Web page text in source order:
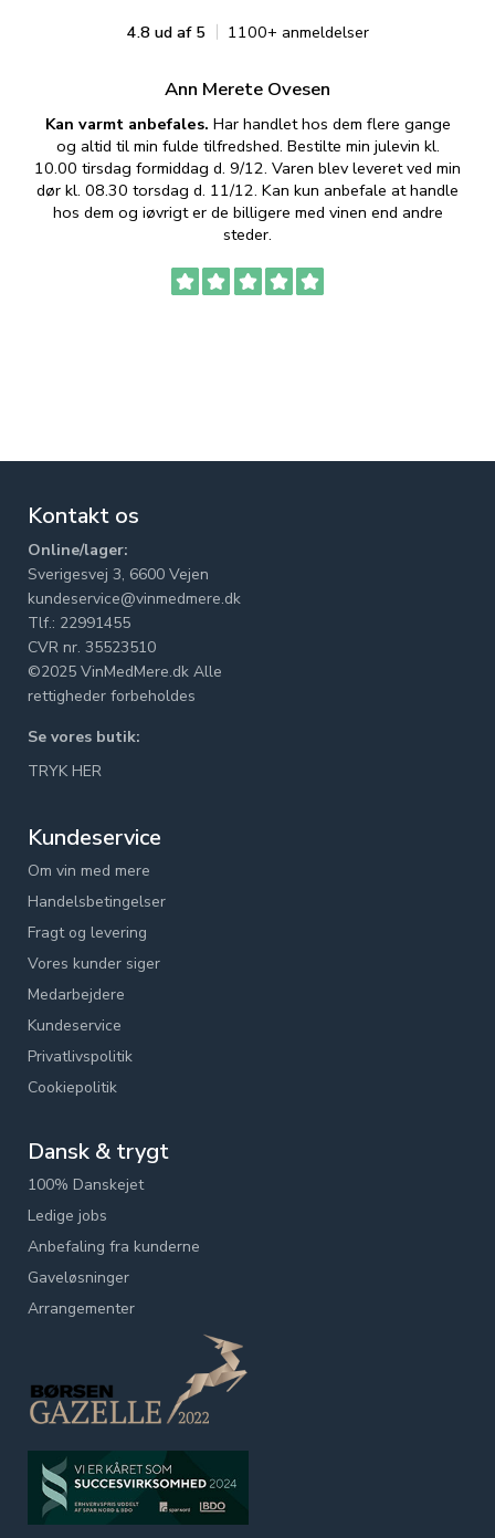
4.8 ud af 5 1100+ anmeldelser
Ann Merete Ovesen
Kan varmt anbefales. Har handlet hos dem flere gange
og altid til min fulde tilfredshed. Bestilte min julevin kl.
10.00 tirsdag formiddag d. 9/12. Varen blev leveret ved min
dør kl. 08.30 torsdag d. 11/12. Kan kun anbefale at handle
hos dem og iøvrigt er de billigere med vinen end andre
steder.
Kontakt os
Online/lager:
Sverigesvej 3, 6600 Vejen
kundeservice@vinmedmere.dk
Tlf.: 22991455
CVR nr. 35523510
©2025 VinMedMere.dk Alle
rettigheder forbeholdes
Se vores butik:
TRYK HER
Kundeservice
Om vin med mere
Handelsbetingelser
Fragt og levering
Vores kunder siger
Medarbejdere
Kundeservice
Privatlivspolitik
Cookiepolitik
Dansk & trygt
100% Danskejet
Ledige jobs
Anbefaling fra kunderne
Gaveløsninger
Arrangementer